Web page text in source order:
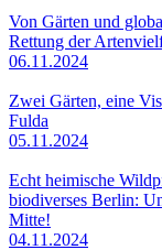
Von Gärten und
Rettung der
06.11.2024
Zwei Gärten, eine
Fulda
05.11.2024
Echt heimische
biodiverses Berlin:
Mitte!
04.11.2024